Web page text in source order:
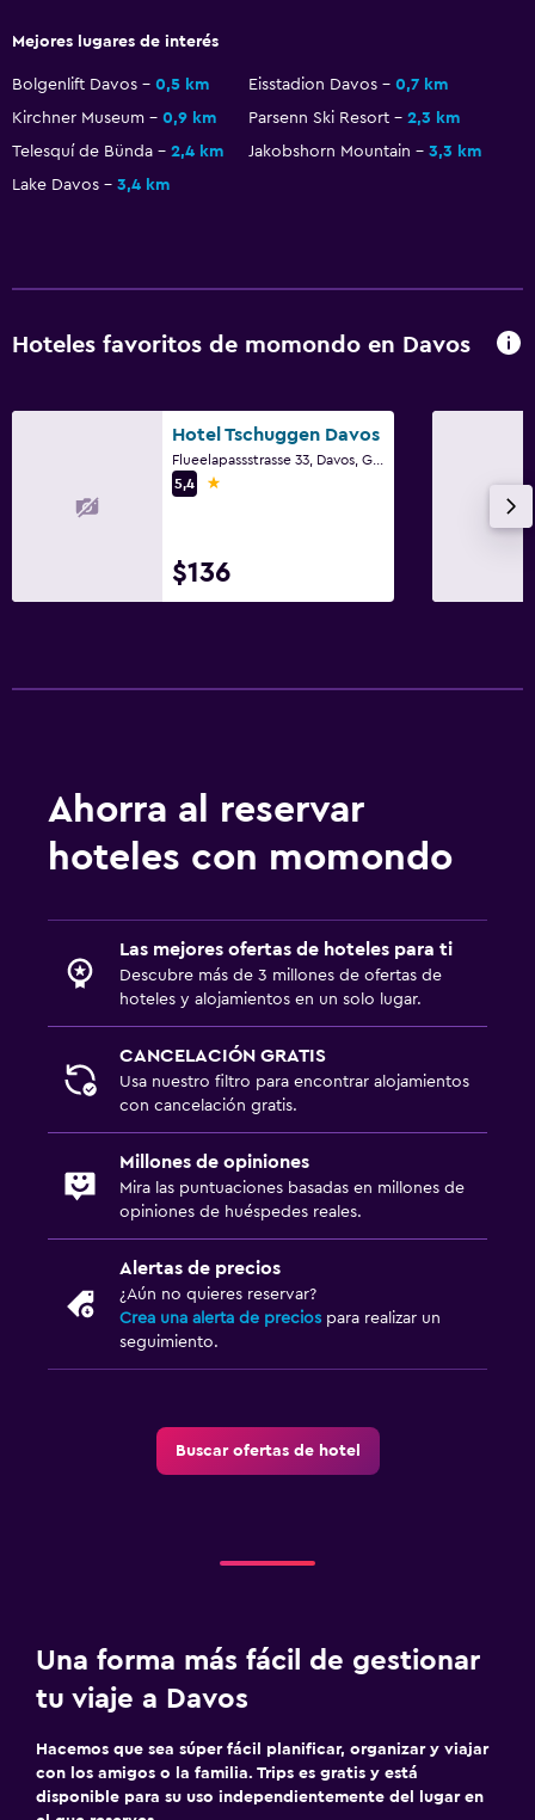
Ducha
Bidé
Secador de pelo
Aseo
Papel higiénico
Actividades
Escuela de esquí
Juegos de mesa/rompecabezas
Servicio de traslado (gratis)
Terraza/patio
Terraza
Jardín
Comedor
Minibar
Almuerzos para llevar
Piscina y spa
TV de pantalla plana
Sala de estar/TV compartida
Sofá cama
Armario o clóset
Salud y seguridad
Limpieza diaria
Mejores lugares de interés
Bolgenlift Davos 0,5 km Eisstadion Davos
0,7 km
Kirchner Museum
0,9 km Parsenn Ski Resort
2,3 km
Telesquí de Bünda
2,4 km Jakobshorn Mountain
3,3 km
Lake Davos
3,4 km
Hoteles favoritos de momondo en Davos
Hotel Tschuggen Davos
5,4
1 estrella
$136
Ahorra al reservar
hoteles con momondo
Las mejores ofertas de hoteles para ti
Descubre más de 3 millones de ofertas de
hoteles y alojamientos en un solo lugar.
CANCELACIÓN GRATIS
Usa nuestro filtro para encontrar alojamientos
con cancelación gratis.
Millones de opiniones
Mira las puntuaciones basadas en millones de
opiniones de huéspedes reales.
Alertas de precios
¿Aún no quieres reservar?
Crea una alerta de precios para realizar un
seguimiento.
Buscar ofertas de hotel
Una forma más fácil de gestionar
tu viaje a Davos
Hacemos que sea súper fácil planificar, organizar y viajar
con los amigos o la familia. Trips es gratis y está
disponible para su uso independientemente del lugar en